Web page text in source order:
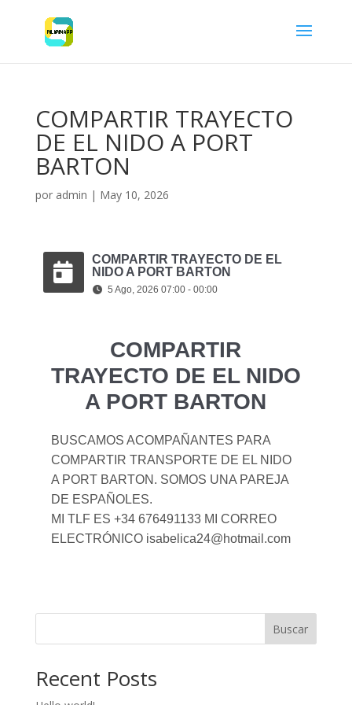
COMPARTIR TRAYECTO
DE EL NIDO A PORT
BARTON
por admin | May 10, 2026
COMPARTIR TRAYECTO DE EL
NIDO A PORT BARTON
5 Ago, 2026 07:00 - 00:00
COMPARTIR
TRAYECTO DE EL NIDO
A PORT BARTON
BUSCAMOS ACOMPAÑANTES PARA
COMPARTIR TRANSPORTE DE EL NIDO
A PORT BARTON. SOMOS UNA PAREJA
DE ESPAÑOLES.
MI TLF ES +34 676491133 MI CORREO
ELECTRÓNICO isabelica24@hotmail.com
Buscar
Recent Posts